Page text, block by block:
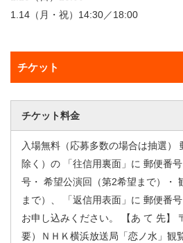
1.14（月・祝）14:30／18:00
チケット
チケット料金
入場無料（応募多数の場合は抽選）
除く）の 「往信用裏面」に 郵便番
号・ 希望公演回（第2希望まで）・
まで）、 「返信用表面」に 郵便番
お申し込みください。 【あ て 先
要）ＮＨＫ横浜放送局「恋ノ水」観